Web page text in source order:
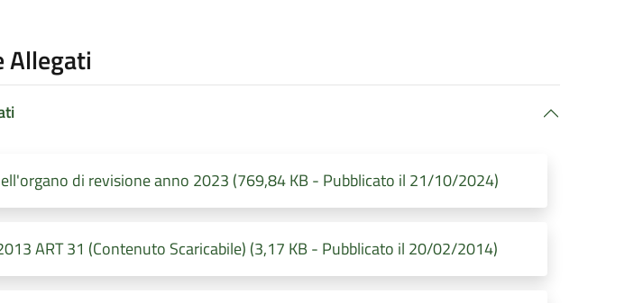
Allegati
di revisione anno 2023 (769,84 KB - Pubblicato il 21/10/2024)
ART 31 (Contenuto Scaricabile) (3,17 KB - Pubblicato il 20/02/2014)